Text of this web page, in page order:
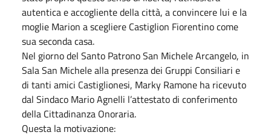
autentica e accogliente della città, a convincere lui e la
moglie Marion a scegliere Castiglion Fiorentino come
sua seconda casa.
Nel giorno del Santo Patrono San Michele Arcangelo, in
Sala San Michele alla presenza dei Gruppi Consiliari e
di tanti amici Castiglionesi, Marky Ramone ha ricevuto
dal Sindaco Mario Agnelli l’attestato di conferimento
della Cittadinanza Onoraria.
Questa la motivazione: